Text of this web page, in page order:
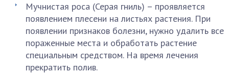
Мучнистая роса (Серая гниль) – проявляется
появлением плесени на листьях растения. При
появлении признаков болезни, нужно удалить все
пораженные места и обработать растение
специальным средством. На время лечения
прекратить полив.